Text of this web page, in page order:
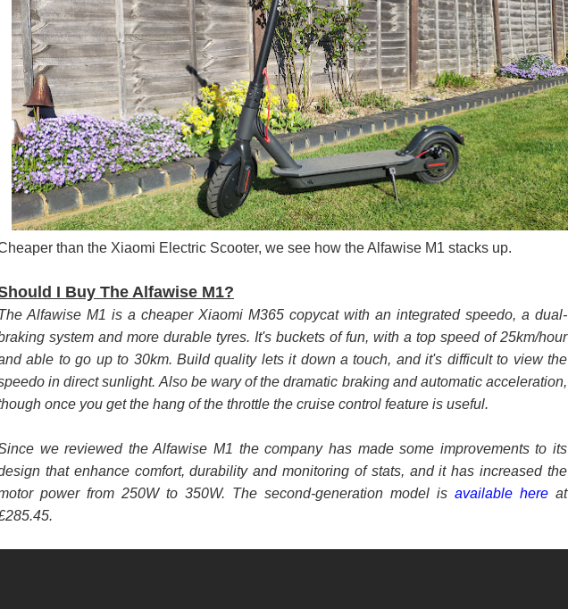
- රැස් බලන් ගීතයේ පද පෙළ
- හොද සිහියෙන් ගීතයේ පද පෙළ
- අවංකෙන් ගීතයේ පද පෙළ
- පෑ සිනා ගීතයේ පද පෙළ
Lyrics - පෙම්වන්තියේ ගීතයේ පද පෙළ
- මනෝභව ගීතයේ පද පෙළ
- ආකාහේ ඉඳලා ගීතයේ පද පෙළ
- රාවය ගීතයේ පද පෙළ
Lyrics - සද්දෙට දෙන්න ගීතයේ පද පෙළ
- කාලය ගීතයේ පද පෙළ
- අරමුණ ගීතයේ පද පෙළ
Song Lyrics - සඳට දුක හිතිලා ගීතයේ පද පෙළ
සිහින ගීතයේ පද පෙළ
ගීතයේ පද පෙළ
Lyrics - දන්නවාද මාව ගීතයේ පද පෙළ
than the Xiaomi Electric Scooter, we see how the Alfawise M1 stacks up.
I Buy The Alfawise M1?
Alfawise M1 is a cheaper Xiaomi M365 copycat with an integrated speedo, a dual-
system and more durable tyres. It's buckets of fun, with a top speed of 25km/hour
able to go up to 30km. Build quality lets it down a touch, and it's difficult to view the
in direct sunlight. Also be wary of the dramatic braking and automatic acceleration,
once you get the hang of the throttle the cruise control feature is useful.
we reviewed the Alfawise M1 the company has made some improvements to its
that enhance comfort, durability and monitoring of stats, and it has increased the
power from 250W to 350W. The second-generation model is available here at